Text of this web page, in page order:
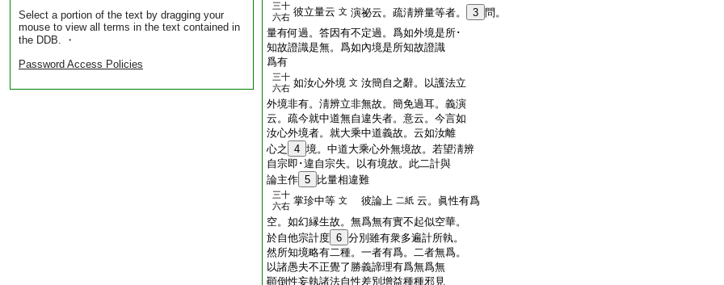
Select a portion of the text by dragging your
mouse to view all terms in the text contained in
the DDB. ・
Password Access Policies
三十
六右 彼立量云 文 演祕云。疏淸辨量等者。 3 問。
量有何過。答因有不定過。爲如外境是所･
知故證識是無。爲如內境是所知故證識
爲有
三十
六右 如汝心外境 文 汝簡自之辭。以護法立
外境非有。淸辨立非無故。簡免過耳。義演
云。疏今就中道無自違失者。意云。今言如
汝心外境者。就大乘中道義故。云如汝離
心之
4 境。中道大乘心外無境故。若望淸辨
自宗即･違自宗失。以有境故。此二計與
論主作 5 比量相違難
三十
六右 掌珍中等 文 彼論上 二紙 云。眞性有爲
空。如幻縁生故。無爲無有實不起似空華。
於自他宗計度 6 分別雖有衆多遍計所執。
然所知境略有二種。一者有爲。二者無爲。
以諸愚夫不正覺了勝義諦理有爲無爲無
顚倒性妄執諸法自性差別增益種種邪見